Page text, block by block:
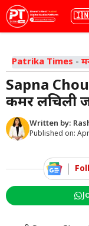
Skip
to
content
भाषा
Patrika Times -
Sapna
कमर लचिली
Written by:
Published on: